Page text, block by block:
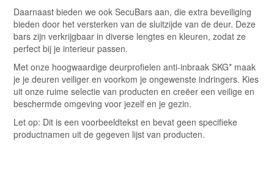
Daarnaast bieden we ook SecuBars aan, die extra beveiliging
bieden door het versterken van de sluitzijde van de deur. Deze
bars zijn verkrijgbaar in diverse lengtes en kleuren, zodat ze
perfect bij je interieur passen.
Met onze hoogwaardige deurprofielen anti-inbraak SKG* maak
je je deuren veiliger en voorkom je ongewenste indringers. Kies
uit onze ruime selectie van producten en creëer een veilige en
beschermde omgeving voor jezelf en je gezin.
Let op: Dit is een voorbeeldtekst en bevat geen specifieke
productnamen uit de gegeven lijst van producten.